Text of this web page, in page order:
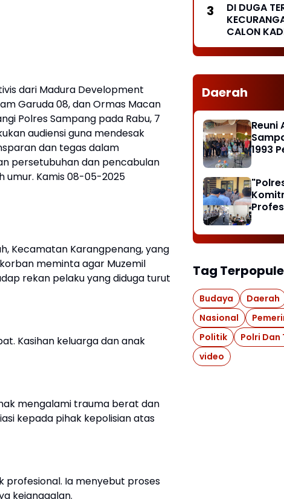
dari Madura Development
Garuda 08, dan Ormas Macan
Polres Sampang pada Rabu, 7
audiensi guna mendesak
dan tegas dalam
persetubuhan dan pencabulan
umur. Kamis 08-05-2025
Kecamatan Karangpenang, yang
meminta agar Muzemil
rekan pelaku yang diduga turut
Kasihan keluarga dan anak
mengalami trauma berat dan
kepada pihak kepolisian atas
profesional. Ia menyebut proses
kejanggalan.
DI DUGA TERJADI
CALON
Daerah
Reuni
1993
Anak
Lapor
Tag
Budaya Daerah
Nasional
Politik
Polri Dan
video